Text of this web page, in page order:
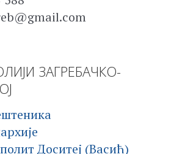
ЗАГРЕБАЧКО-
Доситеј (Васић)